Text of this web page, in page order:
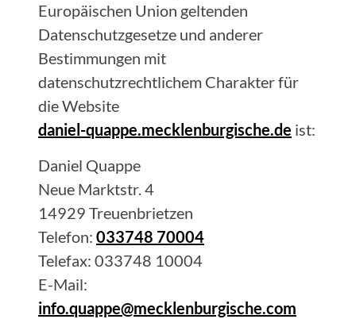
Europäischen Union geltenden
Datenschutzgesetze und anderer
Bestimmungen mit
datenschutzrechtlichem Charakter für
die Website
daniel-quappe.mecklenburgische.de ist:
Daniel Quappe
Neue Marktstr. 4
14929 Treuenbrietzen
Telefon: 033748 70004
Telefax: 033748 10004
E-Mail:
info.quappe@mecklenburgische.com